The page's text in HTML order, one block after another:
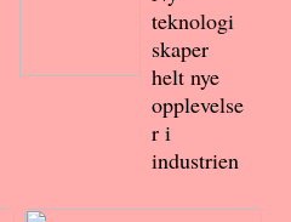
teknologi
skaper
helt nye
opplevelse
r i
industrien